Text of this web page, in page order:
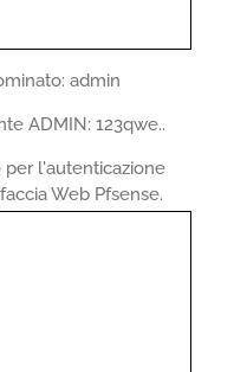
admin
ADMIN: 123qwe..
per l'autenticazione
Web Pfsense.